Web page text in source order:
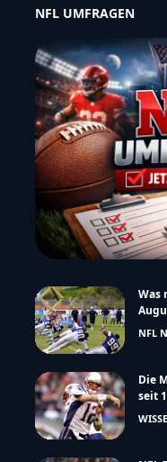
NFL UMFRAGEN
Was
NFL
Die
seit